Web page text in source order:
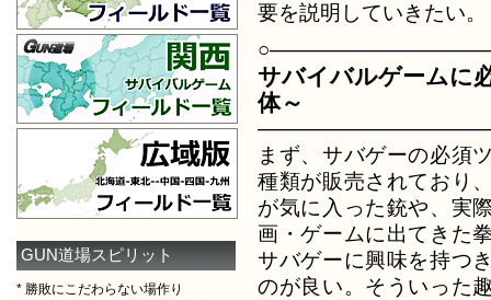
要を説明していきたい。
サバイバルゲームに
体～
まず、サバゲーの必須
種類が販売されており
が気に入った銃や、実
画・ゲームに出てきた
サバゲーに興味を持つ
のが良い。そういった
GUN道場スピリット
* 勝敗にこだわらない場作り